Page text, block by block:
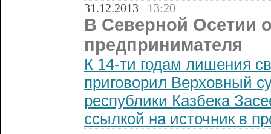
31.12.2013 13:20
В Северной Осетии
предпринимателя
К 14-ти годам лишения
приговорил Верховный
республики Казбека
ссылкой на источник в